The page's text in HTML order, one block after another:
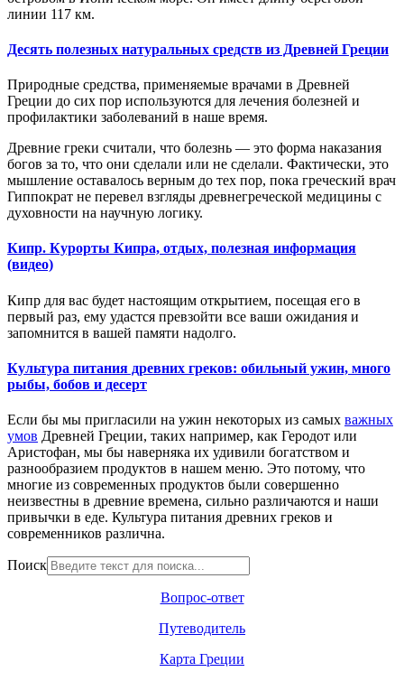
линии 117 км.
Десять полезных натуральных средств из Древней Греции
Природные средства, применяемые врачами в Древней
Греции до сих пор используются для лечения болезней и
профилактики заболеваний в наше время.
Древние греки считали, что болезнь — это форма наказания
богов за то, что они сделали или не сделали. Фактически, это
мышление оставалось верным до тех пор, пока греческий врач
Гиппократ не перевел взгляды древнегреческой медицины с
духовности на научную логику.
Кипр. Курорты Кипра, отдых, полезная информация
(видео)
Кипр для вас будет настоящим открытием, посещая его в
первый раз, ему удастся превзойти все ваши ожидания и
запомнится в вашей памяти надолго.
Культура питания древних греков: обильный ужин, много
рыбы, бобов и десерт
Если бы мы пригласили на ужин некоторых из самых важных
умов Древней Греции, таких например, как Геродот или
Аристофан, мы бы наверняка их удивили богатством и
разнообразием продуктов в нашем меню. Это потому, что
многие из современных продуктов были совершенно
неизвестны в древние времена, сильно различаются и наши
привычки в еде. Культура питания древних греков и
современников различна.
Поиск
Вопрос-ответ
Путеводитель
Карта Греции